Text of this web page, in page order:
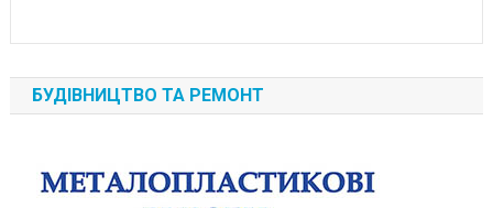
БУДІВНИЦТВО ТА РЕМОНТ